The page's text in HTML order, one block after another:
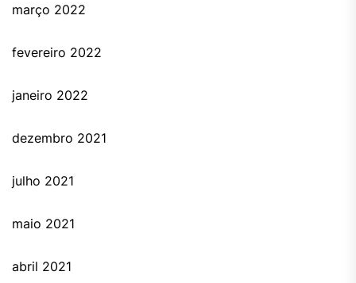
março 2022
fevereiro 2022
janeiro 2022
dezembro 2021
julho 2021
maio 2021
abril 2021